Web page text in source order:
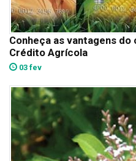
Conheça as vantagens
Crédito Agrícola
03 fev